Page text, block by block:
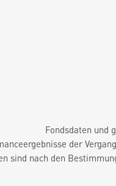
Fondsdaten und
der
sind nach den